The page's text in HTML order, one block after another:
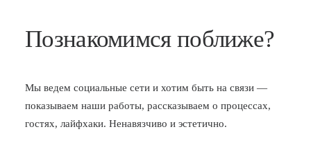
Познакомимся поближе?
Мы ведем социальные сети и хотим быть на связи —
показываем наши работы, рассказываем о процессах,
гостях, лайфхаки. Ненавязчиво и эстетично.